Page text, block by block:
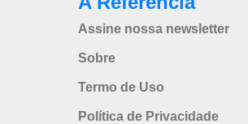
Assine nossa newsletter
Sobre
Termo de Uso
Política de Privacidade